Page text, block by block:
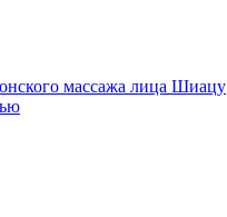
массажа лица Шиацу